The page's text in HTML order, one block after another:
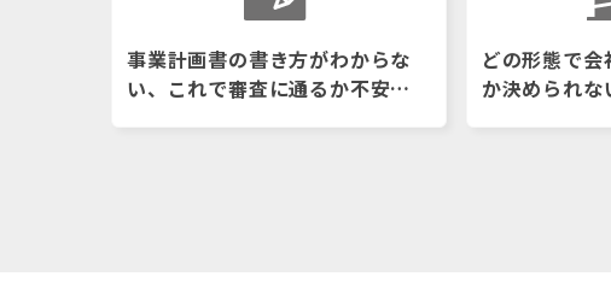
事業計画書の書き方がわからな
い、これで審査に通るか不安…
どの形態で
か決められな